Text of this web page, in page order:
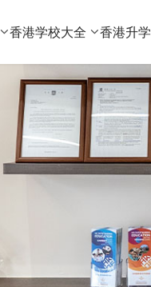
香港学校大全 香港升